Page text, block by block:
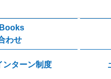
わせ
ンターン制度